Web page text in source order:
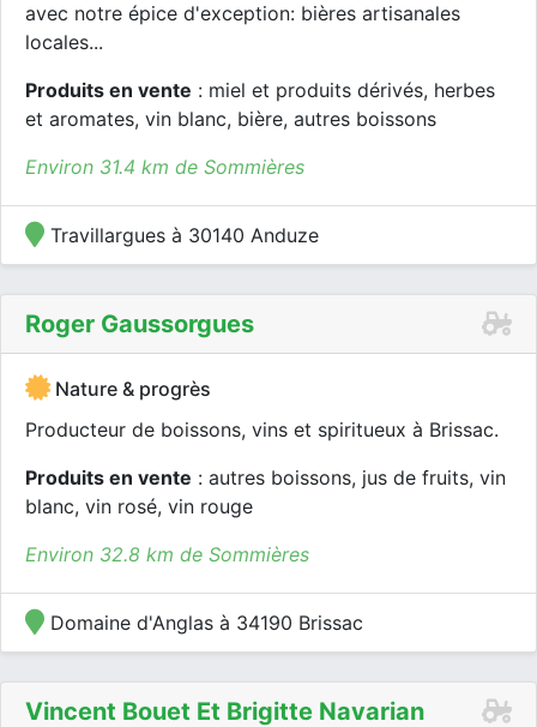
avec notre épice d'exception: bières artisanales
locales...
Produits en vente : miel et produits dérivés, herbes
et aromates, vin blanc, bière, autres boissons
Environ 31.4 km de Sommières
Travillargues à 30140 Anduze
Roger Gaussorgues
Nature & progrès
Producteur de boissons, vins et spiritueux à Brissac.
Produits en vente : autres boissons, jus de fruits, vin
blanc, vin rosé, vin rouge
Environ 32.8 km de Sommières
Domaine d'Anglas à 34190 Brissac
Vincent Bouet Et Brigitte Navarian